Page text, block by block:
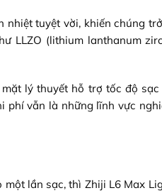
nhiệt tuyệt vời, khiến chúng
LLZO (lithium lanthanum
lý thuyết hỗ trợ tốc độ sạc
phí vẫn là những lĩnh vực
lần sạc, thì Zhiji L6 Max